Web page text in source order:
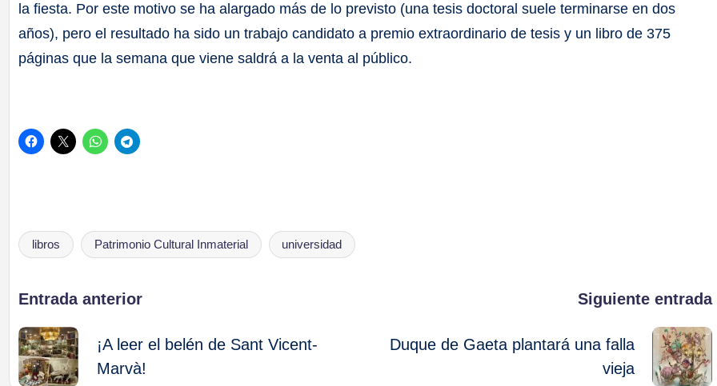
la fiesta. Por este motivo se ha alargado más de lo previsto (una tesis doctoral suele terminarse en dos
años), pero el resultado ha sido un trabajo candidato a premio extraordinario de tesis y un libro de 375
páginas que la semana que viene saldrá a la venta al público.
Etiquetas:
libros Patrimonio Cultural Inmaterial universidad
Navegación
de
Entrada anterior
¡A leer el belén de Sant Vicent-
Marvà!
Siguiente entrada
Duque de Gaeta plantará una falla
vieja